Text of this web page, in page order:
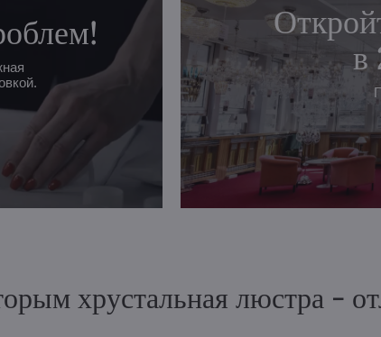
в
хрустальная люстра -